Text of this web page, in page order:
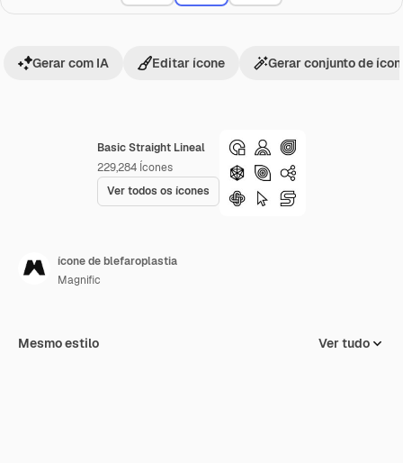
Basic Straight Lineal
229,284 Ícones
Ver todos os ícones
Gerar com IA Editar ícone Gerar conjunto de
ícone de blefaroplastia
Magnific
Mesmo estilo Ver tudo